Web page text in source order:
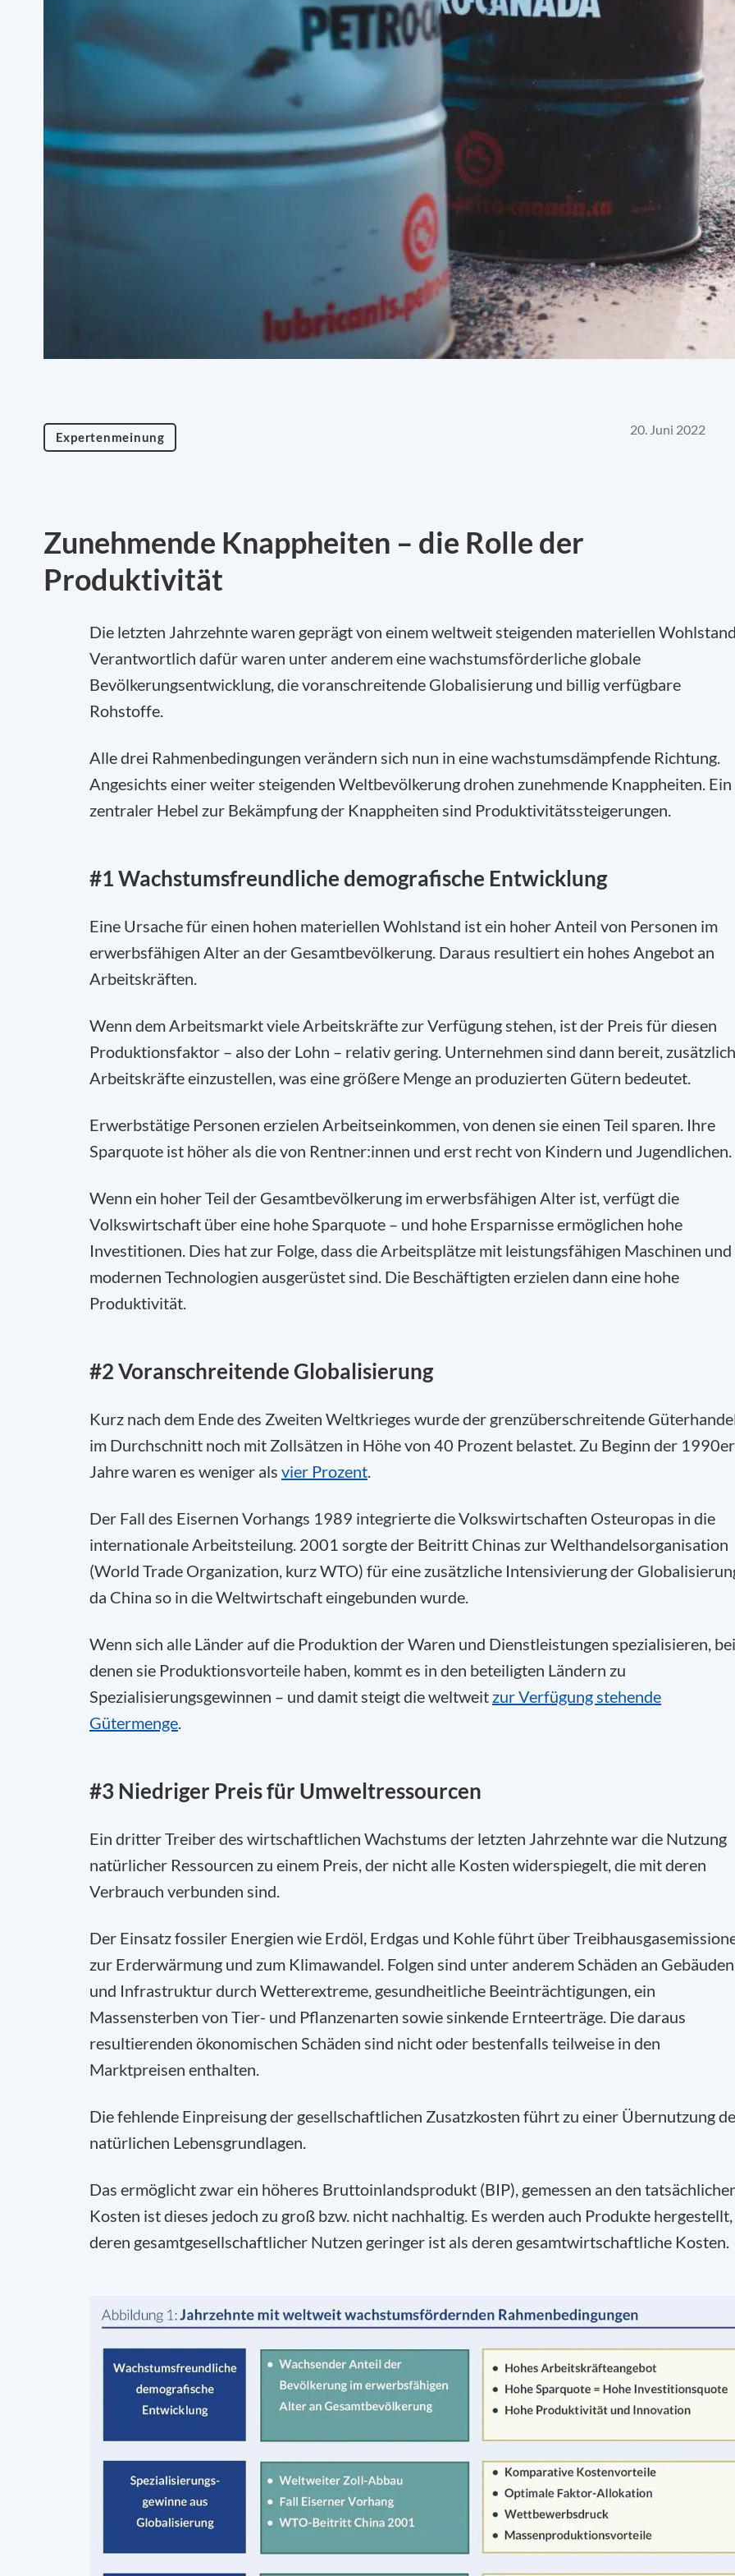
Expertenmeinung 20. Juni 2022
Zunehmende Knappheiten – die Rolle der
Produktivität
Die letzten Jahrzehnte waren geprägt von einem weltweit steigenden materiellen
Verantwortlich dafür waren unter anderem eine wachstumsförderliche globale
Bevölkerungsentwicklung, die voranschreitende Globalisierung und billig verfügbare
Rohstoffe.
Alle drei Rahmenbedingungen verändern sich nun in eine wachstumsdämpfende Richtung.
Angesichts einer weiter steigenden Weltbevölkerung drohen zunehmende Knappheiten. Ein
zentraler Hebel zur Bekämpfung der Knappheiten sind Produktivitätssteigerungen.
#1 Wachstumsfreundliche demografische Entwicklung
Eine Ursache für einen hohen materiellen Wohlstand ist ein hoher Anteil von Personen im
erwerbsfähigen Alter an der Gesamtbevölkerung. Daraus resultiert ein hohes Angebot an
Arbeitskräften.
Wenn dem Arbeitsmarkt viele Arbeitskräfte zur Verfügung stehen, ist der Preis für diesen
Produktionsfaktor – also der Lohn – relativ gering. Unternehmen sind dann bereit,
Arbeitskräfte einzustellen, was eine größere Menge an produzierten Gütern bedeutet.
Erwerbstätige Personen erzielen Arbeitseinkommen, von denen sie einen Teil sparen. Ihre
Sparquote ist höher als die von Rentner:innen und erst recht von Kindern und Jugendlichen.
Wenn ein hoher Teil der Gesamtbevölkerung im erwerbsfähigen Alter ist, verfügt die
Volkswirtschaft über eine hohe Sparquote – und hohe Ersparnisse ermöglichen hohe
Investitionen. Dies hat zur Folge, dass die Arbeitsplätze mit leistungsfähigen Maschinen und
modernen Technologien ausgerüstet sind. Die Beschäftigten erzielen dann eine hohe
Produktivität.
#2 Voranschreitende Globalisierung
Kurz nach dem Ende des Zweiten Weltkrieges wurde der grenzüberschreitende
im Durchschnitt noch mit Zollsätzen in Höhe von 40 Prozent belastet. Zu Beginn der
Jahre waren es weniger als vier Prozent.
Der Fall des Eisernen Vorhangs 1989 integrierte die Volkswirtschaften Osteuropas in die
internationale Arbeitsteilung. 2001 sorgte der Beitritt Chinas zur Welthandelsorganisation
(World Trade Organization, kurz WTO) für eine zusätzliche Intensivierung der
da China so in die Weltwirtschaft eingebunden wurde.
Wenn sich alle Länder auf die Produktion der Waren und Dienstleistungen spezialisieren, bei
denen sie Produktionsvorteile haben, kommt es in den beteiligten Ländern zu
Spezialisierungsgewinnen – und damit steigt die weltweit zur Verfügung stehende
Gütermenge.
#3 Niedriger Preis für Umweltressourcen
Ein dritter Treiber des wirtschaftlichen Wachstums der letzten Jahrzehnte war die Nutzung
natürlicher Ressourcen zu einem Preis, der nicht alle Kosten widerspiegelt, die mit deren
Verbrauch verbunden sind.
Der Einsatz fossiler Energien wie Erdöl, Erdgas und Kohle führt über
zur Erderwärmung und zum Klimawandel. Folgen sind unter anderem Schäden an Gebäuden
und Infrastruktur durch Wetterextreme, gesundheitliche Beeinträchtigungen, ein
Massensterben von Tier- und Pflanzenarten sowie sinkende Ernteerträge. Die daraus
resultierenden ökonomischen Schäden sind nicht oder bestenfalls teilweise in den
Marktpreisen enthalten.
Die fehlende Einpreisung der gesellschaftlichen Zusatzkosten führt zu einer Übernutzung
natürlichen Lebensgrundlagen.
Das ermöglicht zwar ein höheres Bruttoinlandsprodukt (BIP), gemessen an den
Kosten ist dieses jedoch zu groß bzw. nicht nachhaltig. Es werden auch Produkte hergestellt,
deren gesamtgesellschaftlicher Nutzen geringer ist als deren gesamtwirtschaftliche Kosten.